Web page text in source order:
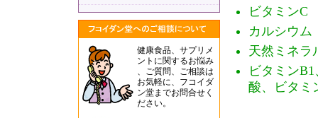
健康食品、サプリメ
ントに関するお悩み
、ご質問、ご相談は
お気軽に、フコイダ
ン堂までお問合せく
ださい。
ビタミンC
カルシウ
天然ミネ
ビタミン
酸、ビタミ